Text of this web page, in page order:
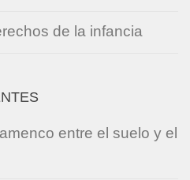
de la infancia
entre el suelo y el